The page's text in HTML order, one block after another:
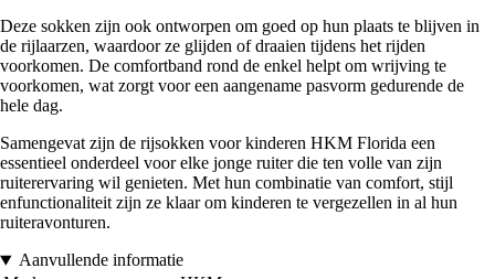
Deze sokken zijn ook ontworpen om goed op hun plaats te blijven in
de rijlaarzen, waardoor ze glijden of draaien tijdens het rijden
voorkomen. De comfortband rond de enkel helpt om wrijving te
voorkomen, wat zorgt voor een aangename pasvorm gedurende de
hele dag.
Samengevat zijn de rijsokken voor kinderen HKM Florida een
essentieel onderdeel voor elke jonge ruiter die ten volle van zijn
ruiterervaring wil genieten. Met hun combinatie van comfort, stijl
enfunctionaliteit zijn ze klaar om kinderen te vergezellen in al hun
ruiteravonturen.
Aanvullende informatie